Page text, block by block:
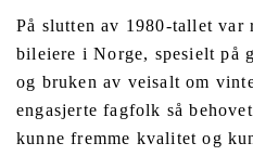
På slutten av 1980-tallet
bileiere i Norge, spesielt på
og bruken av veisalt om
engasjerte fagfolk så
kunne fremme kvalitet og